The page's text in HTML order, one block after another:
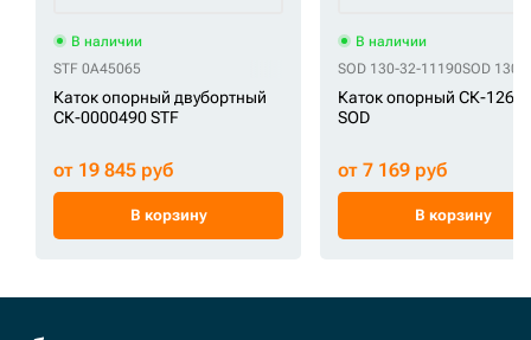
В наличии
STF 0A45065
Каток опорный двубортный
СК-0000490 STF
от 19 845 руб
В корзину
В наличии
SOD 130-32-11190SOD 130-
Каток опорный СК-
SOD
от 7 169 руб
В корзину